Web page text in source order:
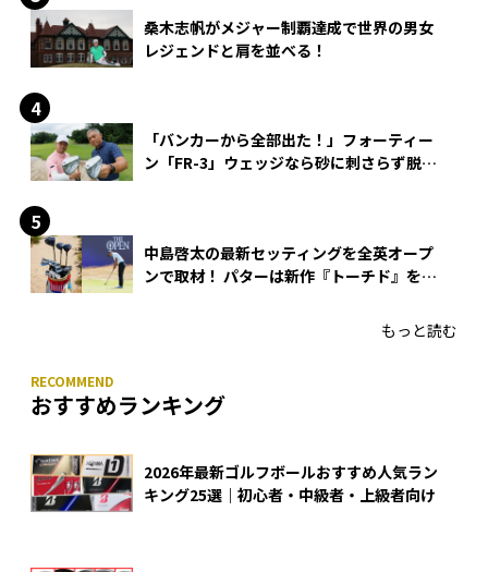
桑木志帆がメジャー制覇達成で世界の男女
レジェンドと肩を並べる！
「バンカーから全部出た！」フォーティー
ン「FR-3」ウェッジなら砂に刺さらず脱出
中島啓太の最新セッティングを全英オープ
ンで取材！ パターは新作『トーチド』を投
もっと読む
おすすめランキング
2026年最新ゴルフボールおすすめ人気ラン
キング25選｜初心者・中級者・上級者向け